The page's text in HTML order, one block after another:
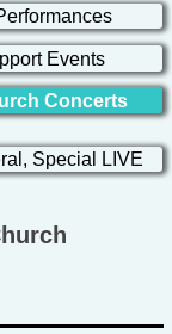
Events
Concerts
Special LIVE